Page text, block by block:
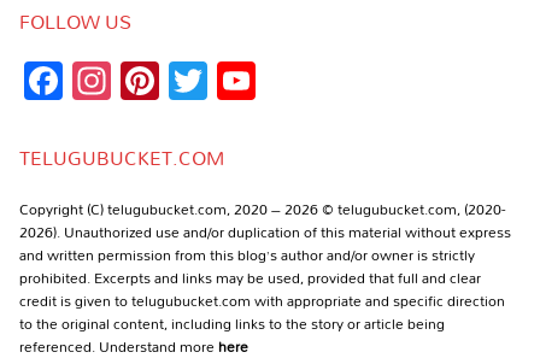
FOLLOW US
Facebook
Instagram
Pinterest
Twitter
TELUGUBUCKET.COM
Copyright (C) telugubucket.com, 2020 – 2026 © telugubucket.com, (2020-
2026). Unauthorized use and/or duplication of this material without express
and written permission from this blog’s author and/or owner is strictly
prohibited. Excerpts and links may be used, provided that full and clear
credit is given to telugubucket.com with appropriate and specific direction
to the original content, including links to the story or article being
referenced. Understand morehere